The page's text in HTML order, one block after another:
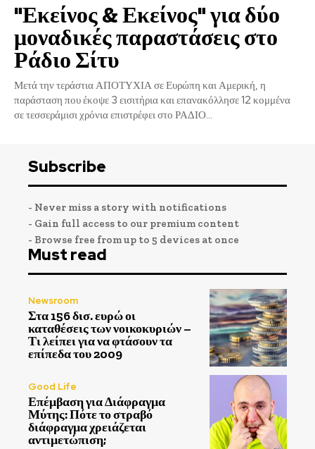
"Εκείνος & Εκείνος" για δύο
μοναδικές παραστάσεις στο
Ράδιο Σίτυ
Μετά την τεράστια ΑΠΟΤΥΧΙΑ σε Ευρώπη και Αμερική, η
παράσταση που έκοψε 3 εισιτήρια και επανακόλλησε 12 κομμένα
σε τεσσεράμισι χρόνια επιστρέφει στο ΡΑΔΙΟ...
Subscribe
- Never miss a story with notifications
- Gain full access to our premium content
- Browse free from up to 5 devices at once
Must read
Newsroom
Στα 156 δισ. ευρώ οι
καταθέσεις των νοικοκυριών –
Τι λείπει για να φτάσουν τα
επίπεδα του 2009
Good Life
Επέμβαση για Διάφραγμα
Μύτης: Πότε το στραβό
διάφραγμα χρειάζεται
αντιμετώπιση;